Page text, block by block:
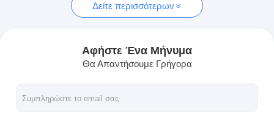
Ανθεκτική στη θερμότητα ταινία μόνωσης
Κολλητική ταινία ταινιών Polyimide
Κολλητική ταινία φύλλων αλουμινίου αργιλίου
Δείτε περισσότερων
Αφήστε Ένα Μήνυμα
Θα Απαντήσουμε Γρήγορα